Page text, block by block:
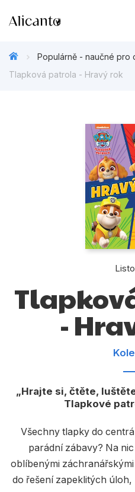
Připravujeme
Tipy redakce
Beletrie pro děti
Beletrie pro dospělé
Dárkové publikace
Dárkové zboží
Komiks
Kuchařky
Počítače
Poezie
Populárně - naučné pro
Tlapková patrola - Hravý rok
-
Hrajte si, čtěte,
Tlapkové
Všechny tlapky do
parádní zábavy? Na
oblíbenými
do řešení zapeklitých